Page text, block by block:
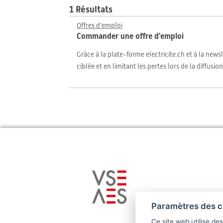
1 Résultats
Offres d'emploi
Commander une offre d'emploi
Grâce à la plate-forme electricite.ch et à la
ciblée et en limitant les pertes lors de la
Paramètres des